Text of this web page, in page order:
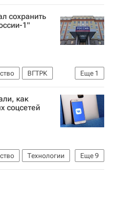
сохранить
1"
Еще 1
ВГТРК
как
соцсетей
Еще9
Технологии